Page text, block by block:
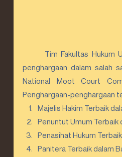
penghargaan dalam salah
National Moot Court
Penghargaan-penghargaan
Majelis Hakim Terbaik
Penuntut Umum Terbaik
Penasihat Hukum
Panitera Terbaik dalam